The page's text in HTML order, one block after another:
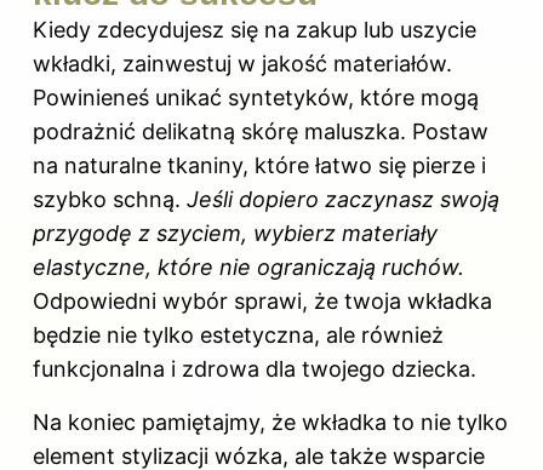
Kiedy zdecydujesz się na zakup lub uszycie
wkładki, zainwestuj w jakość materiałów.
Powinieneś unikać syntetyków, które mogą
podrażnić delikatną skórę maluszka. Postaw
na naturalne tkaniny, które łatwo się pierze i
szybko schną. Jeśli dopiero zaczynasz swoją
przygodę z szyciem, wybierz materiały
elastyczne, które nie ograniczają ruchów.
Odpowiedni wybór sprawi, że twoja wkładka
będzie nie tylko estetyczna, ale również
funkcjonalna i zdrowa dla twojego dziecka.
Na koniec pamiętajmy, że wkładka to nie tylko
element stylizacji wózka, ale także wsparcie